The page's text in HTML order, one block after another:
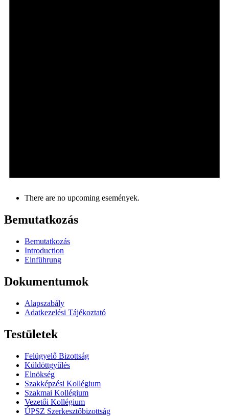
There are no upcoming események.
Bemutatkozás
Bemutatkozás
Introduction
Einführung
Dokumentumok
Alapszabály
Adatkezelési Tájékoztató
Testületek
Felügyelő Bizottság
Küldöttgyűlés
Elnökség
Szakképzési Kollégium
Szakmai Kollégium
Vezetői Kollégium
ÚPSZ Szerkesztőbizottság